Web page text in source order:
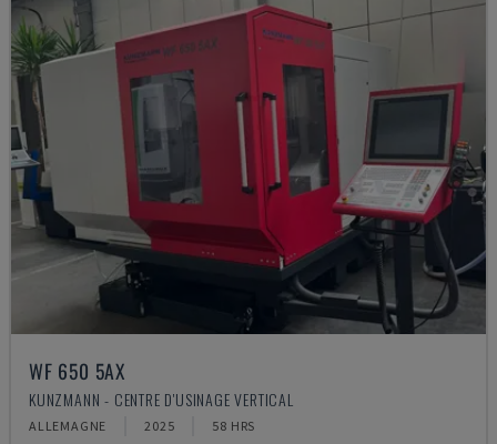
WF 650 5AX
KUNZMANN - CENTRE D'USINAGE VERTICAL
ALLEMAGNE 2025 58 HRS